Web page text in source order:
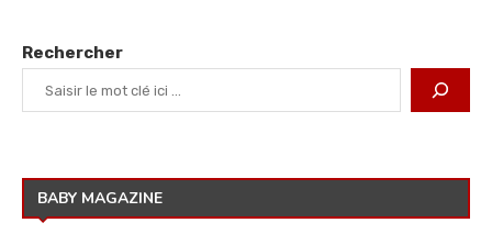
Rechercher
BABY MAGAZINE